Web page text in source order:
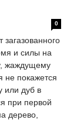
0
и силы на
жаждущему
не покажется
или дуб в
при первой
дерево,